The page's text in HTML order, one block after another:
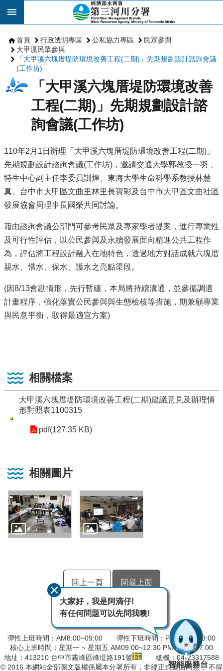
跳到主要內容區塊
首頁 行政透明專區 公私協力專區
民眾參與
大甲溪民眾參與
「大甲溪六塊厝堤防環境改善工程(二期)」先期規劃設計諮詢會議
(工作坊)
「大甲溪六塊厝堤防環境改善
工程(二期)」先期規劃設計諮
詢會議(工作坊)
110年2月1日辦理「大甲溪六塊厝堤防環境改善工程(二期)」
先期規劃設計諮詢會議(工作坊)，邀請交通大學郭教授一羽 、
特生中心副主任李委員訓煌、東海大學生命科學系教授林慧
真、台中市大甲區文曲里林里長寶彩及台中市大甲區文曲社區
發展協會周理事長國榮共同討論。
藉由諮詢會議公部門可參考民眾及專家學者提案，進行專業性
及可行性評估，以公民參與及永續發展面向精進公共工程作
為，評估將工程設計融入在地特色，透過地方對話成就六塊厝
親水、惜水、保水、護水之亮點渠段。
(因8/13會勘情形，先行暫緩，本局將持續溝通，並參循調適
計畫程序，強化落實公民參與與生態檢核等措施，期兼顧專業
與民意平衡，取得最適宜方案)
相關檔案
大甲溪六塊厝堤防環境改善工程(二期)建議意見及辦理情
形對照表1100315
pdf(127.35 KB)
相關圖片
回上一頁 回最上面
彈性上班時間：AM8:00~09:00 彈性下班時間：PM17:00~18:00
核心上班時間：星期一 ~ 星期五 AM09:00~12:30 PM13:30~17:00
地址：413210 台中市霧峰區峰堤路191號
總機：04-23317588
© 2016 本網站全部圖文版權係屬本分署所有，非經正式書面同意， 不得
大家好，我是阿滴仔!
有任何問題可以先問我噢!
智能服務台